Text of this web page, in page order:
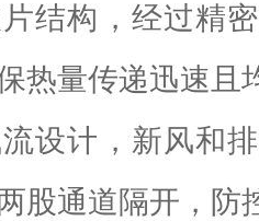
片结构，经过精
热量传递迅速且
流设计，新风和
股通道隔开，防